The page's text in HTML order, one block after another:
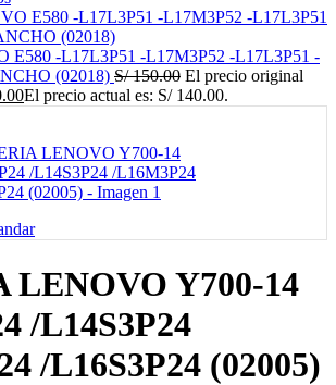
E580 -L17L3P51 -L17M3P52 -L17L3P51 -
(02018) S/150.00 El precio original
El precio actual es: S/ 140.00.
LENOVO Y700-14
/L14S3P24
/L16S3P24 (02005)